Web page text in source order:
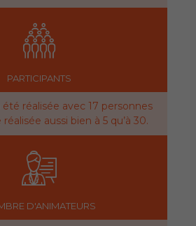
PARTICIPANTS
réalisée avec 17 personnes
aussi bien à 5 qu’à 30.
D'ANIMATEURS